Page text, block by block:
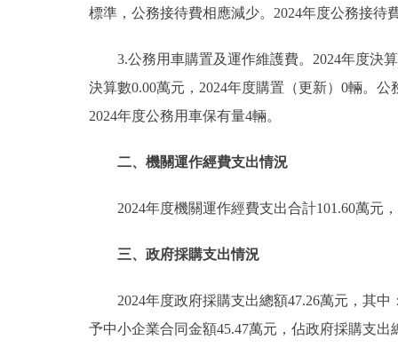
標準，公務接待費相應減少。2024年度公務接
3.公務用車購置及運作維護費。2024年度決
決算數0.00萬元，2024年度購置（更新）0輛。
2024年度公務用車保有量4輛。
二、機關運作經費支出情況
2024年度機關運作經費支出合計101.60萬元
三、政府採購支出情況
2024年度政府採購支出總額47.26萬元，其
予中小企業合同金額45.47萬元，佔政府採購支